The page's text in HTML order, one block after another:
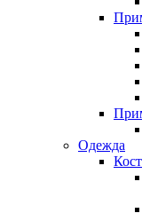
Одежда